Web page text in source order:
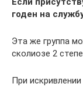
годен на
Эта же группа
сколиозе 2
При